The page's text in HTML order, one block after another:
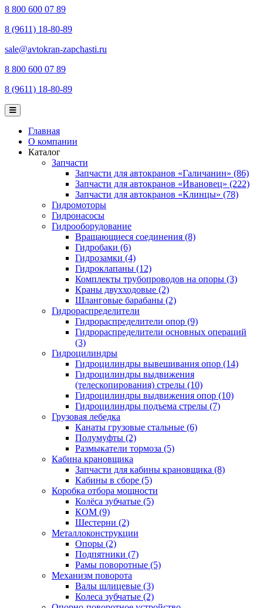
8 800 600 07 89
8 (9611) 18-80-89
sale@avtokran-zapchasti.ru
8 800 600 07 89
8 (9611) 18-80-89
Главная
О компании
Каталог
Запчасти
Запчасти для автокранов «Галичанин» (86)
Запчасти для автокранов «Ивановец» (222)
Запчасти для автокранов «Клинцы» (78)
Гидромоторы
Гидронасосы
Гидрооборудование
Вращающиеся соединения (8)
Гидробаки (6)
Гидрозамки (4)
Гидроклапаны (12)
Комплекты трубопроводов на опоры (3)
Краны двухходовые (2)
Шланговые барабаны (2)
Гидрораспределители
Гидрораспределители опор (9)
Гидрораспределители основных операций
(3)
Гидроцилиндры
Гидроцилиндры вывешивания опор (14)
Гидроцилиндры выдвижения
(телескопирования) стрелы (10)
Гидроцилиндры выдвижения опор (10)
Гидроцилиндры подъема стрелы (7)
Грузовая лебедка
Канаты грузовые стальные (6)
Полумуфты (2)
Размыкатели тормоза (5)
Кабина крановщика
Запчасти для кабины крановщика (8)
Кабины в сборе (5)
Коробка отбора мощности
Колёса зубчатые (5)
КОМ (9)
Шестерни (2)
Металлоконструкции
Опоры (2)
Подпятники (7)
Рамы поворотные (5)
Механизм поворота
Валы шлицевые (3)
Колеса зубчатые (2)